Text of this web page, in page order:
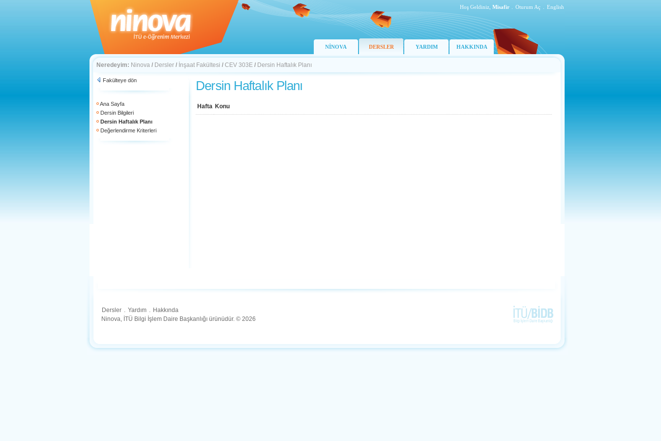
Hoş Geldiniz, Misafir Oturum Aç English
NİNOVA DERSLER YARDIM HAKKINDA
Neredeyim: Ninova / Dersler / İnşaat Fakültesi / CEV 303E / Dersin Haftalık Planı
Fakülteye dön
Ana Sayfa
Dersin Bilgileri
Dersin Haftalık Planı
Değerlendirme Kriterleri
Dersin Haftalık Planı
Hafta Konu
Dersler . Yardım . Hakkında
Ninova, İTÜ Bilgi İşlem Daire Başkanlığı ürünüdür. © 2026